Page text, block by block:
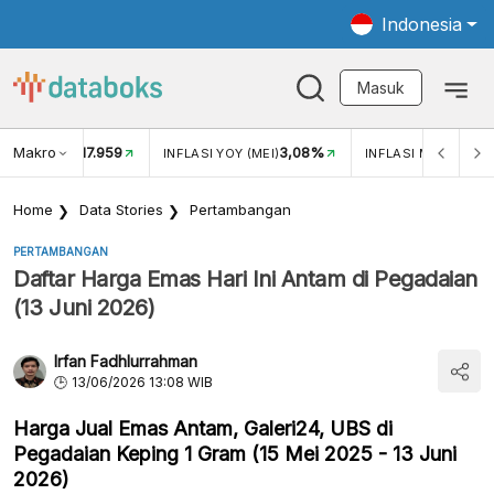
Indonesia
Masuk
Makro
USD/IDR 17.959 INFLASI YOY (MEI)3,08% INFLASI MOM (MEI)
Home Data Stories Pertambangan
PERTAMBANGAN
Daftar Harga Emas Hari Ini Antam di Pegadaian
(13 Juni 2026)
Irfan Fadhlurrahman
13/06/2026 13:08 WIB
Harga Jual Emas Antam, Galeri24, UBS di
Pegadaian Keping 1 Gram (15 Mei 2025 - 13 Juni
2026)